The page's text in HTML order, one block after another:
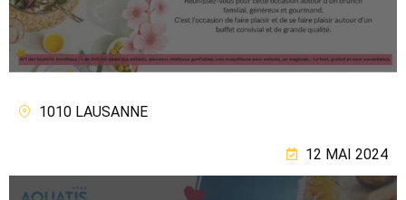
1010 LAUSANNE
12 MAI 2024